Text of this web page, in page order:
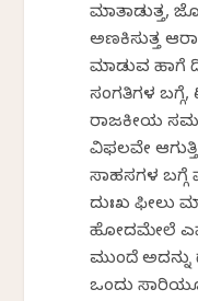
ಮಾತಾಡುತ್ತ,
ಅಣಕಿಸುತ್ತ
ಮಾಡುವ ಹಾಗೆ
ಸಂಗತಿಗಳ
ರಾಜಕೀಯ
ವಿಫಲವೇ
ಸಾಹಸಗಳ ಬಗ್ಗೆ
ದುಃಖ ಫೀಲು
ಹೋದಮೇಲೆ
ಮುಂದೆ ಅದನ್ನು
ಒಂದು ಸಾರಿಯೂ